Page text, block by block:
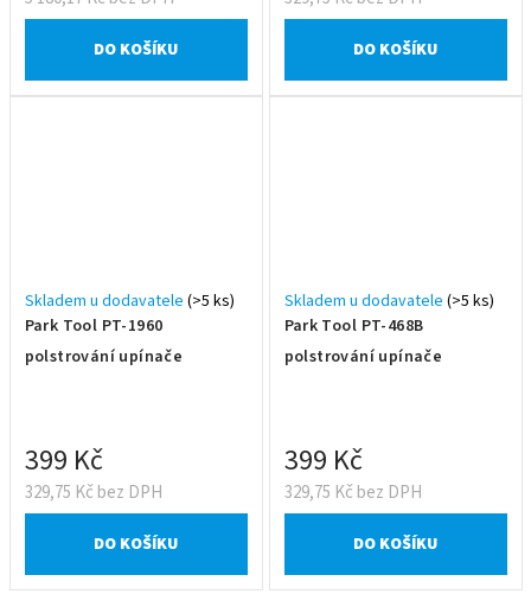
DO KOŠÍKU DO KOŠÍKU
Park Tool PT-1960
polstrování upínače
Skladem u dodavatele (>5 ks)
329,75 Kč bez DPH
399 Kč
DO KOŠÍKU
Park Tool PT-468B
polstrování upínače
Skladem u dodavatele (>5 ks)
329,75 Kč bez DPH
399 Kč
DO KOŠÍKU